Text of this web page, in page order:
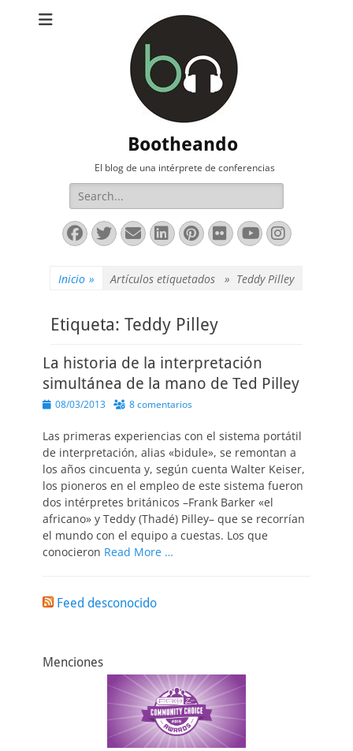
Bootheando
El blog de una intérprete de conferencias
Buscar:
Facebook
Twitter
Correo
electrónico
LinkedIn
Pinterest
FlickrYouTube
Inicio » Artículos etiquetados » Teddy Pilley
Etiqueta: Teddy Pilley
La historia de la interpretación
simultánea de la mano de Ted Pilley
Publicado
08/03/2013 8 comentarios
Las primeras experiencias con el sistema portátil
de interpretación, alias «bidule», se remontan a
los años cincuenta y, según cuenta Walter Keiser,
los pioneros en el empleo de este sistema fueron
dos intérpretes británicos –Frank Barker «el
africano» y Teddy (Thadé) Pilley– que se recorrían
el mundo con el equipo a cuestas. Los que
conocieron Read More …
Feed desconocido
Menciones